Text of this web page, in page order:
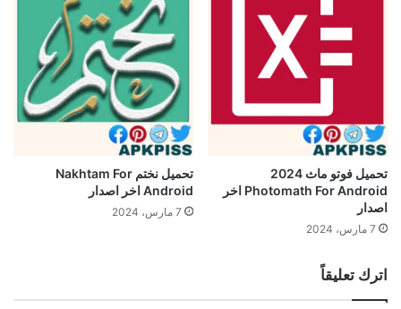
تحميل فوتو ماث 2024
Photomath For Android اخر
اصدار
7 مارس، 2024
تحميل نختم Nakhtam For
Android اخر اصدار
7 مارس، 2024
اترك تعليقاً